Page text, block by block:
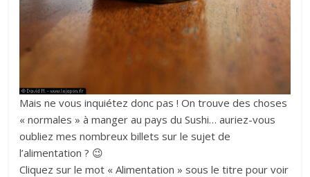
Mais ne vous inquiétez donc pas ! On trouve des choses
« normales » à manger au pays du Sushi… auriez-vous
oubliez mes nombreux billets sur le sujet de
l’alimentation ? 😉
Cliquez sur le mot « Alimentation » sous le titre pour voir